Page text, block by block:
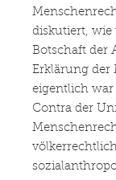
diskutiert, wie
Botschaft der
Erklärung der
eigentlich
Contra der